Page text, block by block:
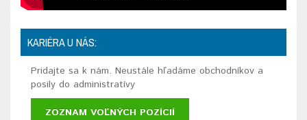
KARIÉRA U NÁS:
Pridajte sa k nám. Neustále hľadáme obchodníkov a
posily do administratívy
ZOZNAM VOĽNÝCH POZÍCIÍ